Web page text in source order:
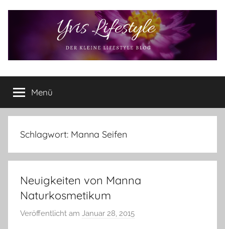
Yvis
Lifestyle
Lifestyle
Blog
–
Lifestyle,
Produkttests
vieles
mehr
Menü
Schlagwort: Manna Seifen
Neuigkeiten von Manna
Naturkosmetikum
Veröffentlicht am Januar 28, 2015